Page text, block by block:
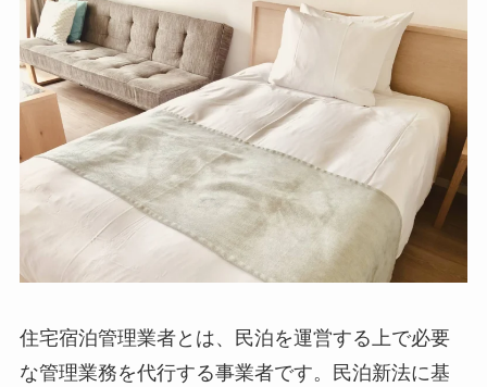
住宅宿泊管理業者とは、民泊を運営する上で必要
な管理業務を代行する事業者です。民泊新法に基